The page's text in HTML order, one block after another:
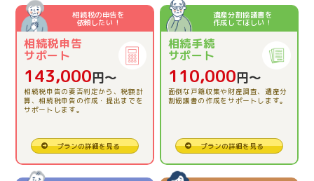
【相続税申告】とてもわかりやすくお話しして下さりあ
りがとうございました。
【相続税申告】的確にアドバイスをいただき、本当に助
かりました。
2026.03.13
【相続税申告】とても親切で、安心でした。
相続税の申告を
依頼したい！
相続税申告
サポート
143,000円〜
相続税申告の要否判定から、税額計
算、相続税申告の作成・提出までを
サポートします。
プランの詳細を見る
遺産分割協議書を
作成してほしい！
相続手続
サポート
110,000円〜
面倒な戸籍収集や財産調査、遺産分
割協議書の作成をサポートします。
プランの詳細を見る